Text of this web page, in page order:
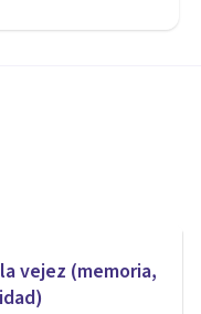
qué
vejez (memoria,